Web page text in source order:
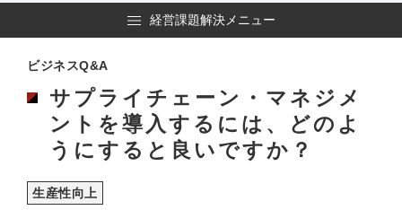
経営課題解決メニュー
ビジネスQ&A
サプライチェーン・マネジメ
ントを導入するには、どのよ
うにすると良いですか？
生産性向上